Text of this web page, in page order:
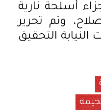
أسلحة نارية
وتم تحرير
التحقيق